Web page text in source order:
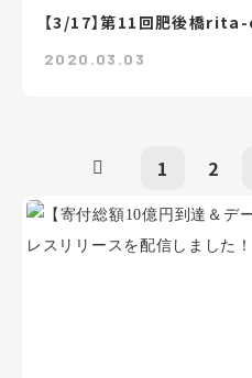
【3/17】第11回肥後橋
2020.03.03
1 2